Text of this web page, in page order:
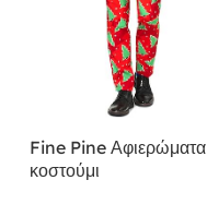
Fine Pine Αφιερώματα
κοστούμι